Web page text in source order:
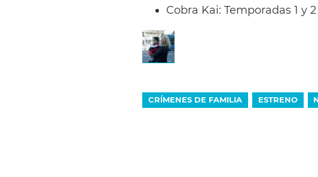
Cobra Kai: Temporadas 1 y
CRÍMENES DE FAMILIA ESTRENO